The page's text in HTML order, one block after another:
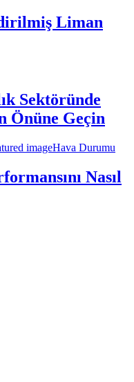
Liman
Sektöründe
Önüne Geçin
Hava Durumu
Nasıl